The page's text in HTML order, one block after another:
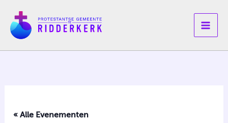
naar
inhoud
« Alle Evenementen